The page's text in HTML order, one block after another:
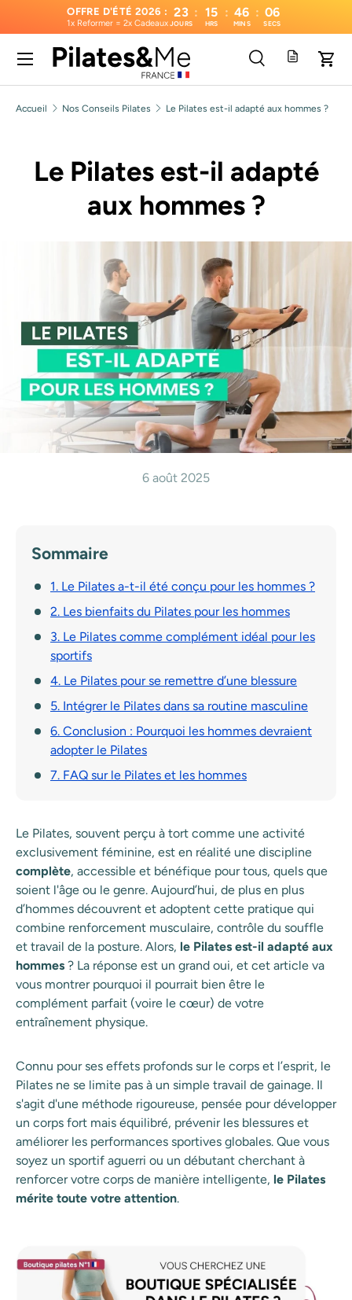
Aller au contenu
OFFRE D'ÉTÉ 2026 :
1x Reformer = 2x Cadeaux
23
JOURS
: 15
HRS
: 46
MINS
: 04
SECS
Recherche
Type de produit
Recherche
Menu
Accueil Nos Conseils Pilates Le Pilates est-il adapté aux hommes ?
Le Pilates est-il adapté
aux hommes ?
6 août 2025
Sommaire
1. Le Pilates a-t-il été conçu pour les hommes ?
2. Les bienfaits du Pilates pour les hommes
3. Le Pilates comme complément idéal pour les
sportifs
4. Le Pilates pour se remettre d’une blessure
5. Intégrer le Pilates dans sa routine masculine
6. Conclusion : Pourquoi les hommes devraient
adopter le Pilates
7. FAQ sur le Pilates et les hommes
Le Pilates, souvent perçu à tort comme une activité
exclusivement féminine, est en réalité une discipline
complète, accessible et bénéfique pour tous, quels que
soient l'âge ou le genre. Aujourd’hui, de plus en plus
d’hommes découvrent et adoptent cette pratique qui
combine renforcement musculaire, contrôle du souffle
et travail de la posture. Alors, le Pilates est-il adapté aux
hommes ? La réponse est un grand oui, et cet article va
vous montrer pourquoi il pourrait bien être le
complément parfait (voire le cœur) de votre
entraînement physique.
Connu pour ses effets profonds sur le corps et l’esprit, le
Pilates ne se limite pas à un simple travail de gainage. Il
s'agit d'une méthode rigoureuse, pensée pour développer
un corps fort mais équilibré, prévenir les blessures et
améliorer les performances sportives globales. Que vous
soyez un sportif aguerri ou un débutant cherchant à
renforcer votre corps de manière intelligente, le Pilates
mérite toute votre attention.